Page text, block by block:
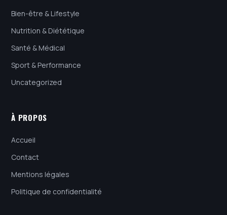
Bien-être & Lifestyle
Nutrition & Diététique
Santé & Médical
Sport & Performance
Uncategorized
À PROPOS
Accueil
Contact
Mentions légales
Politique de confidentialité